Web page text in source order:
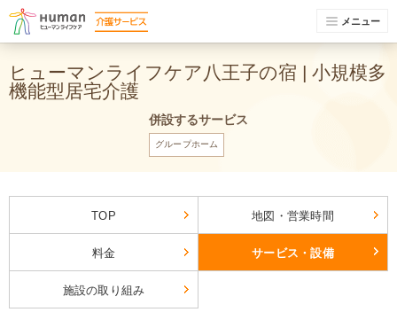
メニュー
ヒューマンライフケア八王子の宿 | 小規模多
機能型居宅介護
併設するサービス
グループホーム
TOP 地図・営業時間
料金 サービス・設備
施設の取り組み